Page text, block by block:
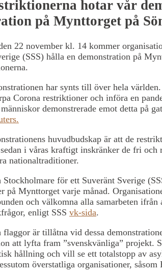
hotar vår
på Mynttorget på
22 november kl. 14 kommer
(SSS) hålla en demonstration på
har synts till över hela
Corona restriktioner och införa en
demonstrerade emot detta på
huvudbudskap är att de
i våras kraftigt inskränker de fri och
nationaltraditioner.
Stockholmare för ett Suveränt Sverige
på Mynttorget varje månad.
och välkomna alla samarbeten ifrån
enligt SSS vk-sida.
flaggor är tillåtna vid dessa
att lyfta fram ”svenskvänliga” projekt.
hållning och vill se ett totalstopp av
överstatliga organisationer, såsom